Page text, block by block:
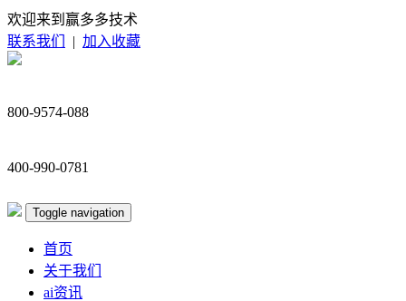
欢迎来到赢多多技术
联系我们
| 加入收藏
800-9574-088
400-990-0781
Toggle navigation
首页
关于我们
ai资讯